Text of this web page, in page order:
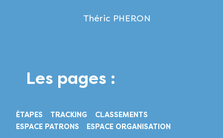
Théric PHERON
Les pages :
ÉTAPES TRACKING
CLASSEMENTS
ESPACE PATRONS
ESPACE ORGANISATION